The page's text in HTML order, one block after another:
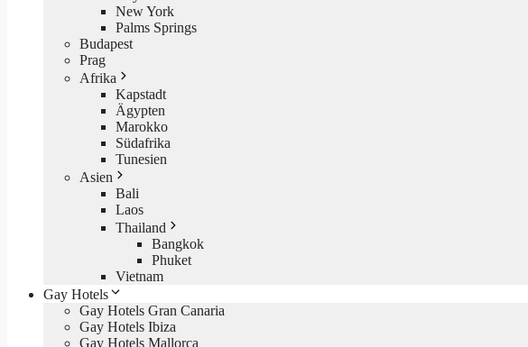
New York
Palms Springs
Budapest
Prag
Afrika
Kapstadt
Ägypten
Marokko
Südafrika
Tunesien
Asien
Bali
Laos
Thailand
Bangkok
Phuket
Vietnam
Gay Hotels
Gay Hotels Gran Canaria
Gay Hotels Ibiza
Gay Hotels Mallorca